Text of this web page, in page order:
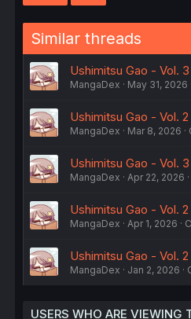
Similar threads
Ushimitsu Gao - Vol.
MangaDex May 31, 2026
Ushimitsu Gao - Vol.
MangaDex Mar 8, 2026
Ushimitsu Gao - Vol.
MangaDex Apr 22, 2026
Ushimitsu Gao - Vol.
MangaDex Apr 1, 2026
Ushimitsu Gao - Vol.
MangaDex Jan 2, 2026
USERS WHO ARE VIEWING